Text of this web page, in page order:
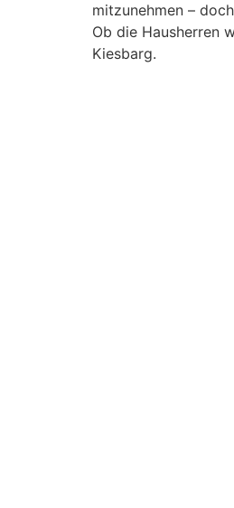
mitzunehmen –
Ob die Hausherren
Kiesbarg.